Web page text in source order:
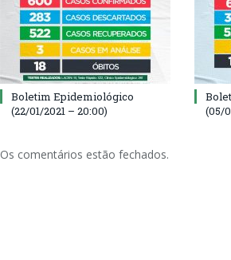
Boletim Epidemiológico
(22/01/2021 – 20:00)
(05/
Os comentários estão fechados.